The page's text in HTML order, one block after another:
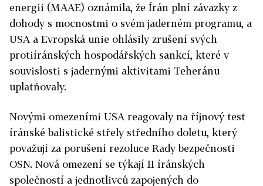
energii (MAAE) oznámila, že Írán plní závazky z
dohody s mocnostmi o svém jaderném programu, a
USA a Evropská unie ohlásily zrušení svých
protiíránských hospodářských sankcí, které v
souvislosti s jadernými aktivitami Teheránu
uplatňovaly.
Novými omezeními USA reagovaly na říjnový test
íránské balistické střely středního doletu, který
považují za porušení rezoluce Rady bezpečnosti
OSN. Nová omezení se týkají 11 íránských
společností a jednotlivců zapojených do